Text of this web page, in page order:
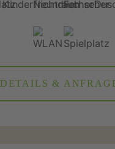
DETAILS &